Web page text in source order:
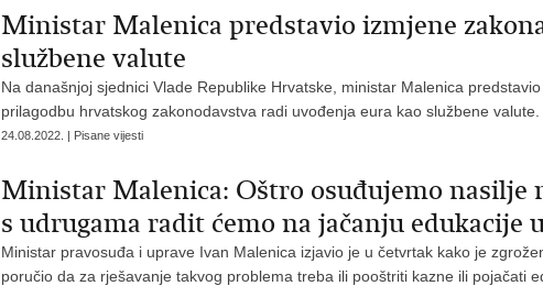
Ministar Malenica predstavio izmjene
službene valute
Na današnjoj sjednici Vlade Republike Hrvatske, ministar Malenica
prilagodbu hrvatskog zakonodavstva radi uvođenja eura kao službene valute.
24.08.2022. | Pisane vijesti
Ministar Malenica: Oštro osuđujemo nasilje
s udrugama radit ćemo na jačanju edukacije
Ministar pravosuđa i uprave Ivan Malenica izjavio je u četvrtak kako je
poručio da za rješavanje takvog problema treba ili pooštriti kazne ili pojačati